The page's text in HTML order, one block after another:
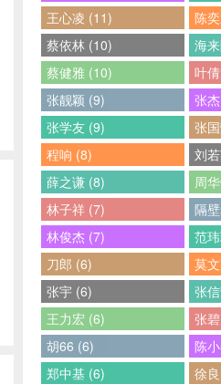
王心凌 (11)
陈
蔡依林 (10)
海
蔡健雅 (10)
叶
张靓颖 (9)
张
张学友 (9)
张
程响 (8)
刘
薛之谦 (8)
周
林子祥 (7)
隔
林俊杰 (7)
范
刀郎 (6)
莫
张宇 (6)
张
王力宏 (6)
张
胡66 (6)
陈
郑中基 (6)
徐